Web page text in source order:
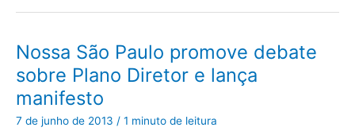
Nossa São Paulo promove debate
sobre Plano Diretor e lança
manifesto
7 de junho de 2013 / 1 minuto de leitura
Nossa
São
Paulo
promove
debate
sobre
Plano
Diretor
e